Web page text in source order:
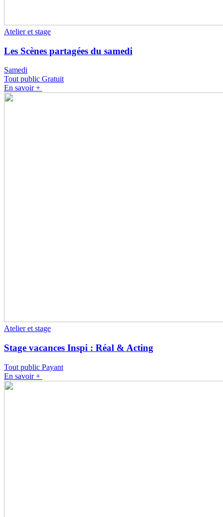
Atelier et stage
Les Scènes partagées du samedi
Samedi
Tout public Gratuit
En savoir +
Atelier et stage
Stage vacances Inspi : Réal & Acting
Tout public Payant
En savoir +